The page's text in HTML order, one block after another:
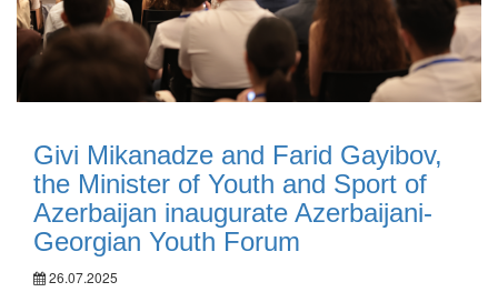
Givi Mikanadze and Farid Gayibov,
the Minister of Youth and Sport of
Azerbaijan inaugurate Azerbaijani-
Georgian Youth Forum
26.07.2025